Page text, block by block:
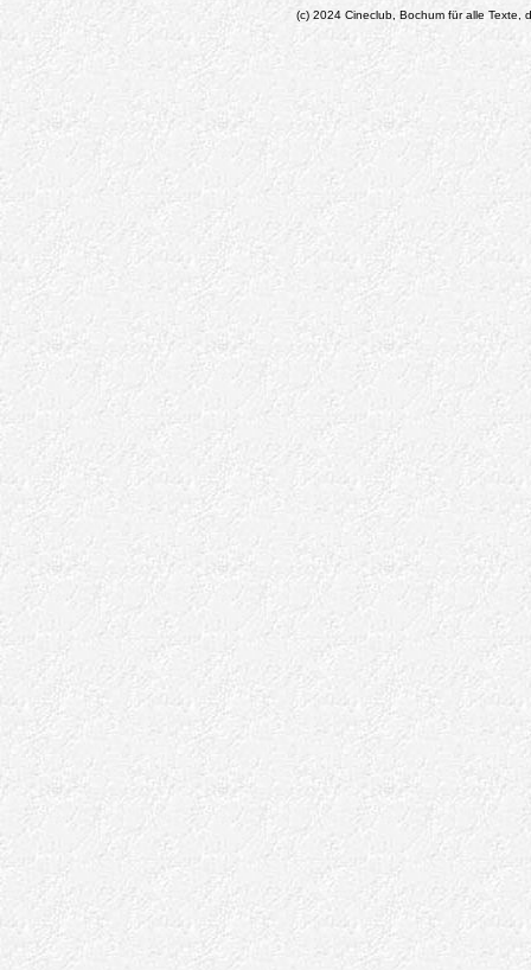
(c) 2024 Cineclub, Bochum für alle Texte,